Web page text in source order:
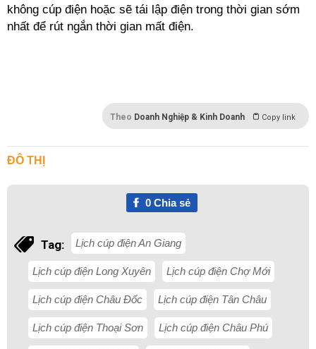
không cúp điện hoặc sẽ tái lập điện trong thời gian sớm
nhất để rút ngắn thời gian mất điện.
Theo Doanh Nghiệp & Kinh Doanh Copy link
ĐÔ THỊ
0Chia sẻ
Tag: Lịch cúp điện An Giang
Lịch cúp điện Long Xuyên Lịch cúp điện Chợ Mới
Lịch cúp điện Châu Đốc Lịch cúp điện Tân Châu
Lịch cúp điện Thoại Sơn Lịch cúp điện Châu Phú